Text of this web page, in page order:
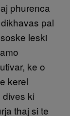
phurenca
pal
leski
ke o
kerel
ki
thaj si te